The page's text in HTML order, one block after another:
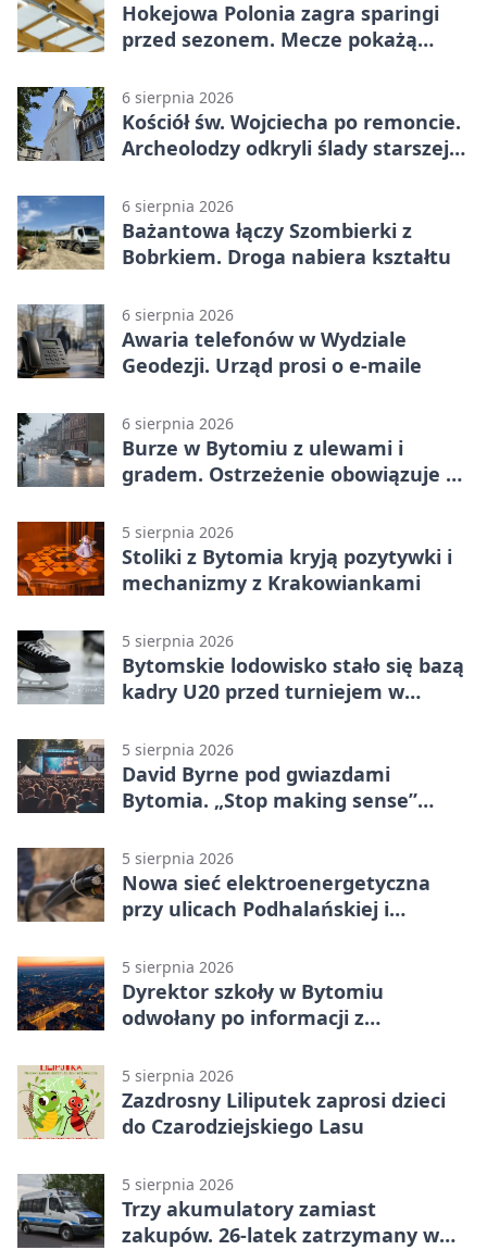
Hokejowa Polonia zagra sparingi
przed sezonem. Mecze pokażą
6 sierpnia 2026
Kościół św. Wojciecha po remoncie.
Archeolodzy odkryli ślady starszej
6 sierpnia 2026
Bażantowa łączy Szombierki z
Bobrkiem. Droga nabiera kształtu
6 sierpnia 2026
Awaria telefonów w Wydziale
Geodezji. Urząd prosi o e-maile
6 sierpnia 2026
Burze w Bytomiu z ulewami i
gradem. Ostrzeżenie obowiązuje do
5 sierpnia 2026
Stoliki z Bytomia kryją pozytywki i
mechanizmy z Krakowiankami
5 sierpnia 2026
Bytomskie lodowisko stało się bazą
kadry U20 przed turniejem w
5 sierpnia 2026
David Byrne pod gwiazdami
Bytomia. „Stop making sense”
5 sierpnia 2026
Nowa sieć elektroenergetyczna
przy ulicach Podhalańskiej i
5 sierpnia 2026
Dyrektor szkoły w Bytomiu
odwołany po informacji z
5 sierpnia 2026
Zazdrosny Liliputek zaprosi dzieci
do Czarodziejskiego Lasu
5 sierpnia 2026
Trzy akumulatory zamiast
zakupów. 26-latek zatrzymany w